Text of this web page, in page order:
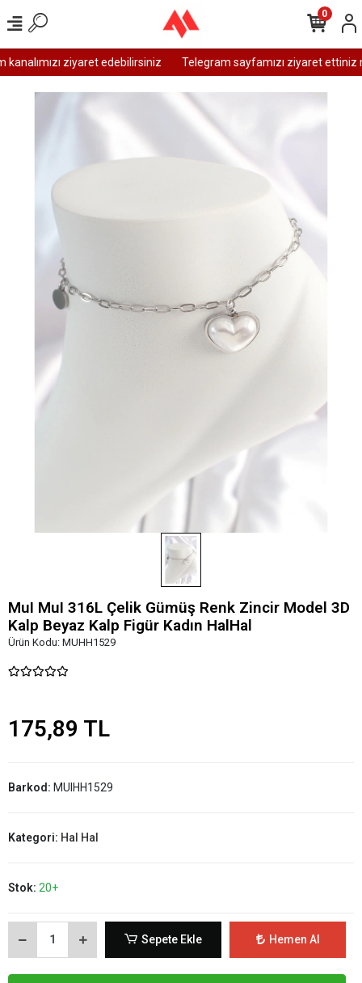
ziyaret edebilirsiniz Telegram sayfamızı ziyaret ettiniz
0
MuI MuI 316L Çelik Gümüş Renk Zincir Model 3D
Kalp Beyaz Kalp Figür Kadın HalHal
Ürün Kodu: MUHH1529
175,89 TL
Barkod: MUIHH1529
Kategori: Hal Hal
Stok: 20+
Sepete Ekle Hemen Al